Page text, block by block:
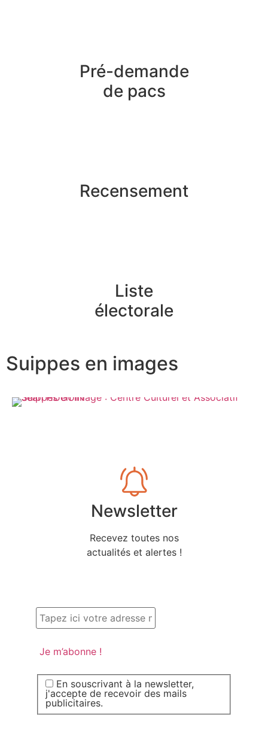
Pré-demande
de pacs
Recensement
Liste
électorale
Suippes en images
Newsletter
Recevez toutes nos
actualités et alertes !
En souscrivant à la newsletter,
j'accepte de recevoir des mails
publicitaires.